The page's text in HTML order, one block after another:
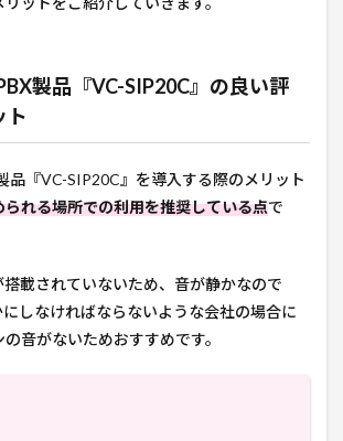
製品『VC-SIP20C』の良い評
ト
品『VC-SIP20C 』を導入する際のメリット
られる場所での利用を推奨している点で
載されていないため、音が静かなので
しなければならないような会社の場合に
音がないためおすすめです。